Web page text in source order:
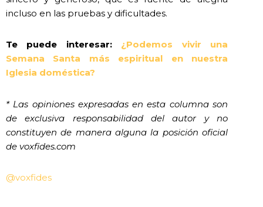
incluso en las pruebas y dificultades.
Te puede interesar: ¿Podemos vivir una
Semana Santa más espiritual en nuestra
Iglesia doméstica?
* Las opiniones expresadas en esta columna son
de exclusiva responsabilidad del autor y no
constituyen de manera alguna la posición oficial
de voxfides.com
@voxfides